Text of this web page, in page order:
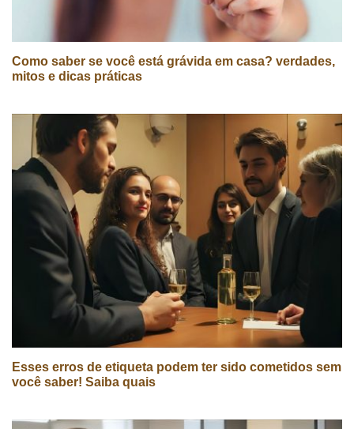
Como saber se você está grávida em casa? verdades,
mitos e dicas práticas
Esses erros de etiqueta podem ter sido cometidos sem
você saber! Saiba quais